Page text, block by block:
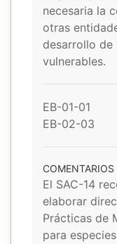
necesaria la
otras
desarrollo de
vulnerables.
EB-01-01
EB-02-03
COMENTARIOS
El SAC-14
elaborar
Prácticas de
para